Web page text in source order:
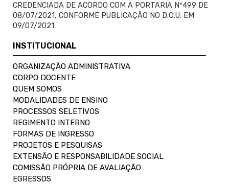
CREDENCIADA DE ACORDO COM A PORTARIA Nº499 DE
08/07/2021, CONFORME PUBLICAÇÃO NO D.O.U. EM
09/07/2021.
INSTITUCIONAL
ORGANIZAÇÃO ADMINISTRATIVA
CORPO DOCENTE
QUEM SOMOS
MODALIDADES DE ENSINO
PROCESSOS SELETIVOS
REGIMENTO INTERNO
FORMAS DE INGRESSO
PROJETOS E PESQUISAS
EXTENSÃO E RESPONSABILIDADE SOCIAL
COMISSÃO PRÓPRIA DE AVALIAÇÃO
EGRESSOS